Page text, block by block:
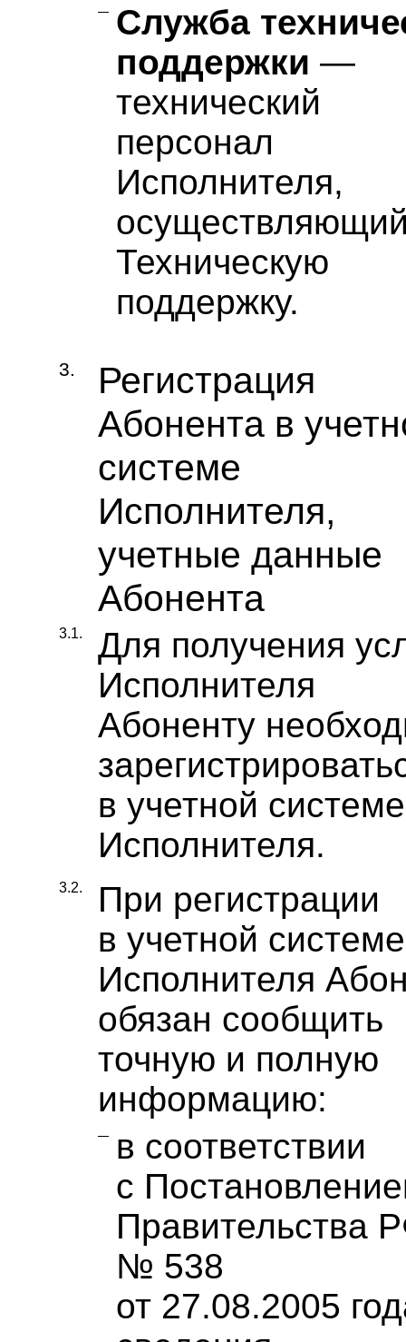
Служба
поддержки —
технический
персонал
Исполнителя,
Техническую
поддержку.
3.
Регистрация
Абонента в
системе
Исполнителя,
учетные данные
Абонента
3.1.
Для получения
Исполнителя
Абоненту
в учетной системе
Исполнителя.
3.2.
При регистрации
в учетной системе
Исполнителя
обязан сообщить
точную и полную
информацию:
в соответствии
с
Правительства
№ 538
от 27.08.2005